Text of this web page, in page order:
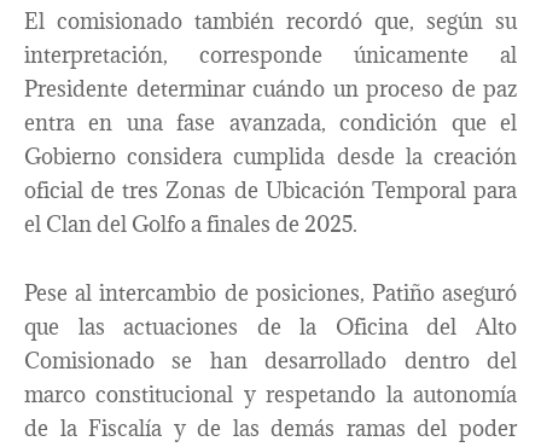
El comisionado también recordó que, según su
interpretación, corresponde únicamente al
Presidente determinar cuándo un proceso de paz
entra en una fase avanzada, condición que el
Gobierno considera cumplida desde la creación
oficial de tres Zonas de Ubicación Temporal para
el Clan del Golfo a finales de 2025.
Pese al intercambio de posiciones, Patiño aseguró
que las actuaciones de la Oficina del Alto
Comisionado se han desarrollado dentro del
marco constitucional y respetando la autonomía
de la Fiscalía y de las demás ramas del poder